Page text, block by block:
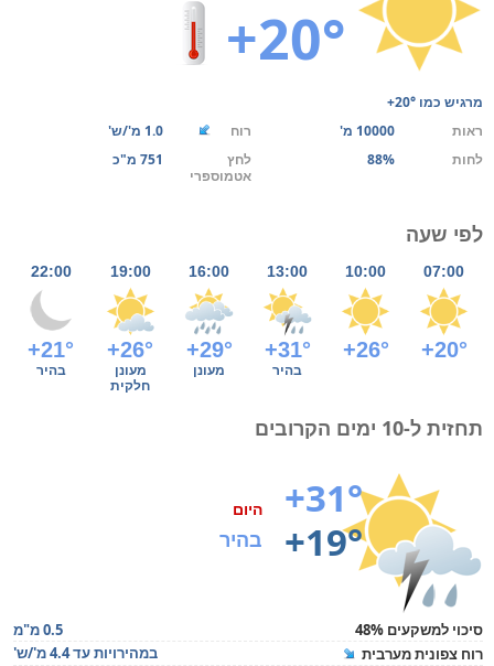
+20°
מרגיש כמו +20°
ראות
10000 מ' רוח
1.0 מ'/ש'
לחות
88%
לחץ
אטמוספרי
751 מ"כ
לפי שעה
07:00
10:00
13:00
16:00
19:00
22:00
+20°
+26°
+31°
+29°
+26°
+21°
בהיר מעונן
מעונן
חלקית
בהיר
תחזית ל-10 ימים הקרובים
+31°
+19°
היום
בהיר
סיכוי למשקעים 48%
0.5 מ"מ
רוח צפונית מערבית
במהירויות עד 4.4 מ'/ש'